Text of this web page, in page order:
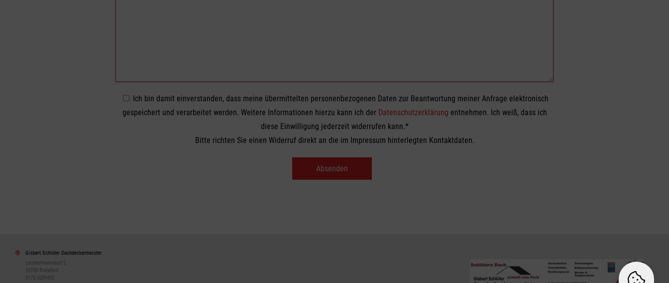
Ich bin damit einverstanden, dass meine übermittelten personenbezogenen Daten zur Beantwortung meiner Anfrage elektronisch
gespeichert und verarbeitet werden. Weitere Informationen hierzu kann ich der Datenschutzerklärung entnehmen. Ich weiß, dass ich
diese Einwilligung jederzeit widerrufen kann.*
Bitte richten Sie einen Widerruf direkt an die im Impressum hinterlegten Kontaktdaten.
Absenden
Gisbert Schlüter Dachdeckermeister
Lechtermannshof 5
33739 Bielefeld
0172-5283435